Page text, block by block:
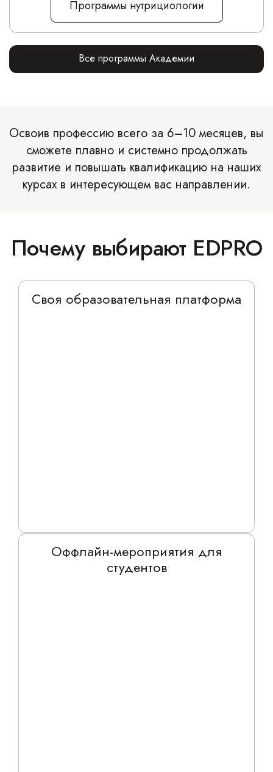
Программы нутрициологии
Все программы Академии
Освоив профессию всего за 6–10 месяцев, вы
сможете плавно и системно продолжать
развитие и повышать квалификацию на наших
курсах в интересующем вас направлении.
Почему выбирают EDPRO
Своя образовательная платформа
Оффлайн-мероприятия для
студентов